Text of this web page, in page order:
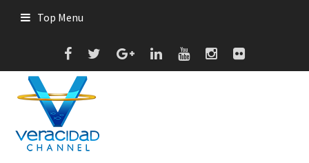
Top Menu